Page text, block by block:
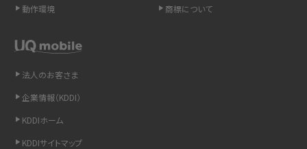
iCloudの使用容量を減らす9つの方法！使用状況の確認手順も紹介
動作環境
商標について
法人のお客さま
企業情報（KDDI）
KDDIホーム
KDDIサイトマップ